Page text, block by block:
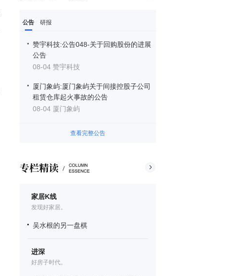
公告 研报
赞宇科技:公告048-关于回购股份的进展
公告
08-04 赞宇科技
厦门象屿:厦门象屿关于间接控股子公司
租赁仓库起火事故的公告
08-04 厦门象屿
查看完整公告
家居K线
发现好家居。
吴水根的另一盘棋
进深
好房子时代。